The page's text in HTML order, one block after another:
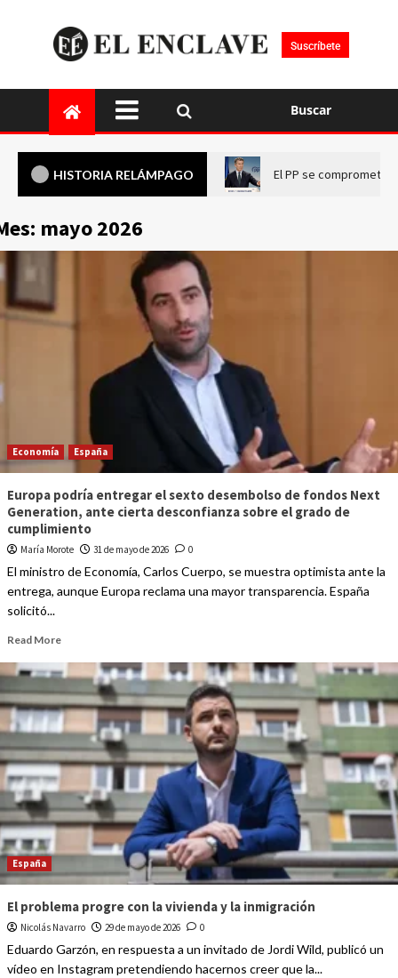
Suscríbete
Buscar
HISTORIA RELÁMPAGO El PP se compromete
mayo 2026
Economía España
Europa podría entregar el sexto desembolso de fondos Next
Generation, ante cierta desconfianza sobre el grado de
cumplimiento
María Morote 31 de mayo de 2026 0
El ministro de Economía, Carlos Cuerpo, se muestra optimista ante la
entrega, aunque Europa reclama una mayor transparencia. España
solicitó...
Read More
España
El problema progre con la vivienda y la inmigración
Nicolás Navarro 29 de mayo de 2026 0
Eduardo Garzón, en respuesta a un invitado de Jordi Wild, publicó un
vídeo en Instagram pretendiendo hacernos creer que la...